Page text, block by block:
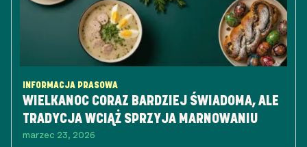
INFORMACJA PRASOWA
WIELKANOC CORAZ BARDZIEJ ŚWIADOMA, ALE
TRADYCJA WCIĄŻ SPRZYJA MARNOWANIU
marzec 23, 2026